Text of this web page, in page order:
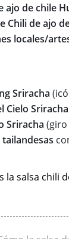
ajo de chile
Chili de ajo
locales/
Sriracha
Cielo Sriracha
Sriracha (giro
la salsa chili